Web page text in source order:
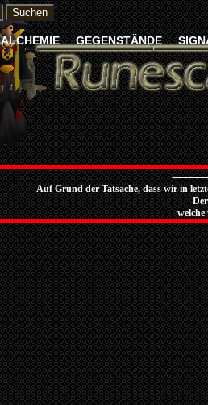
ALCHEMIE GEGENSTÄNDE
Auf Grund der Tatsache, dass wir in
welche